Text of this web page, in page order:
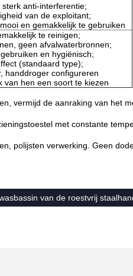
anti-interferentie;
van de exploitant;
en gemakkelijk te gebruiken
te reinigen;
geen afvalwaterbronnen;
en hygiënisch;
(standaard type);
handdroger configureren
van hen een soort te kiezen
vermijd de aanraking van het
met constante
polijsten verwerking. Geen
van de roestvrij